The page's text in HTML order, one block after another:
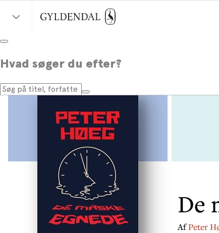
Hvad søger du efter?
De
AfPeter